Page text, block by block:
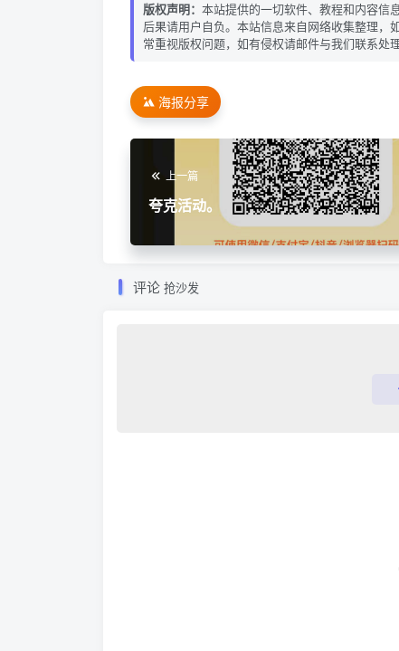
版权声明： 本站提供的一切软件、教程和内容信
后果请用户自负。本站信息来自网络收集整理
常重视版权问题，如有侵权请邮件与我们联系处
海报分享
上一篇
夸克活动。
评论 抢沙发